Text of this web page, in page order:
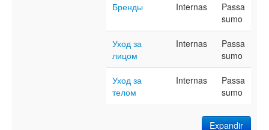
Бренды Internas
Passa
sumo
Уход за
лицом
Internas
Passa
sumo
Уход за
телом
Internas
Passa
sumo
Expandir